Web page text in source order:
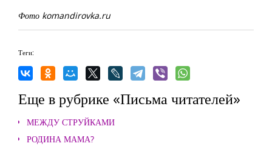
Фото komandirovka.ru
Теги:
Еще в рубрике «Письма читателей»
МЕЖДУ СТРУЙКАМИ
РОДИНА МАМА?